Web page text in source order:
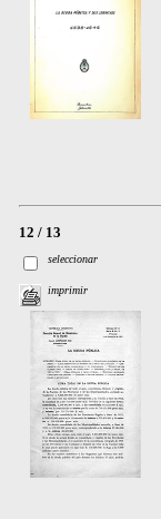
12 / 13
seleccionar
imprimir